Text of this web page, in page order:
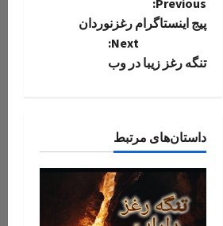
P
s
n
a
v
پیج اینستاگرام رغزنوردان
Next:
تنگه رغز زیبا در وب
داستان‌های مرتبط